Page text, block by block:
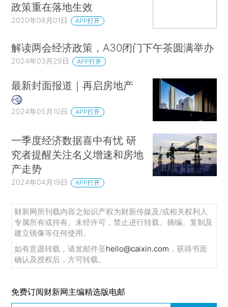
政策重在落地生效
2020年08月01日 APP打开
解读两会经济政策，A30闭门下午茶圆满举办
2024年03月29日 APP打开
最新封面报道｜再启房地产
2024年05月10日 APP打开
一季度经济数据喜中有忧 研
究者提醒关注名义增速和房地
产走势
2024年04月19日 APP打开
财新网所刊载内容之知识产权为财新传媒及/或相关权利人
专属所有或持有。未经许可，禁止进行转载、摘编、复制及
建立镜像等任何使用。
如有意愿转载，请发邮件至hello@caixin.com ，获得书面
确认及授权后，方可转载。
免费订阅财新网主编精选版电邮